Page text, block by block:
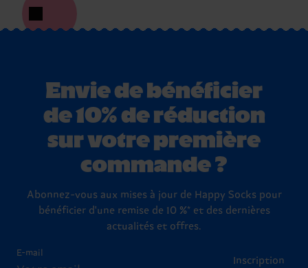
Envie de bénéficier
de 10% de réduction
sur votre première
commande ?
Abonnez-vous aux mises à jour de Happy Socks pour
bénéficier d'une remise de 10 %* et des dernières
actualités et offres.
E-mail
Inscription